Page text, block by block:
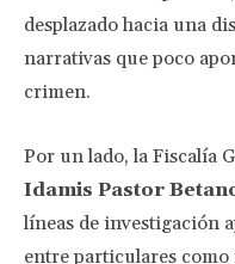
desplazado hacia una
narrativas que poco
crimen.
Por un lado, la Fiscalía
Idamis Pastor
líneas de investigación
entre particulares